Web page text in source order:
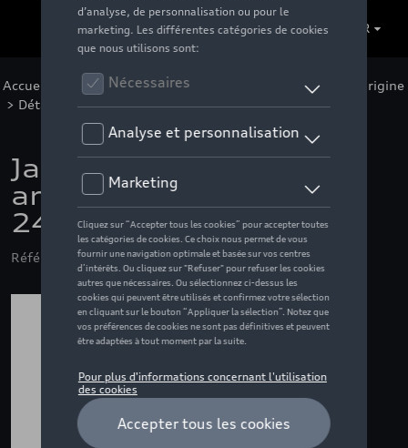
FR
Accueil Pour votre Audi > >Jantes d'origine
> Détail
Jante à 10 branches en
argent, 8.0 J x 18,
245/40 R18
Référence: 8W0071498A 8Z8